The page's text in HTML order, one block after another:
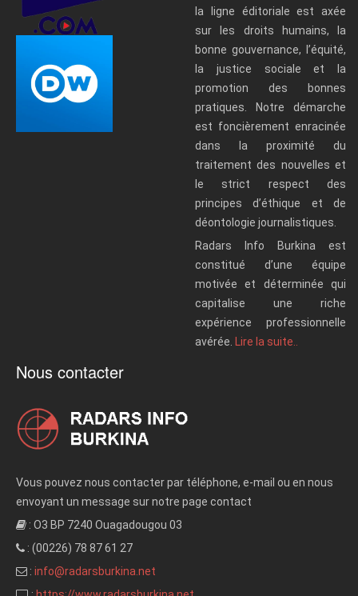
la ligne éditoriale est axée
sur les droits humains, la
bonne gouvernance, l’équité,
la justice sociale et la
promotion des bonnes
pratiques. Notre démarche
est foncièrement enracinée
dans la proximité du
traitement des nouvelles et
le strict respect des
principes d’éthique et de
déontologie journalistiques.
Radars Info Burkina est
constitué d’une équipe
motivée et déterminée qui
capitalise une riche
expérience professionnelle
avérée.
Lire la suite..
Nous contacter
Vous pouvez nous contacter par téléphone, e-mail ou en nous
envoyant un message sur notre page contact
: O3 BP 7240 Ouagadougou 03
: (00226) 78 87 61 27
: info@radarsburkina.net